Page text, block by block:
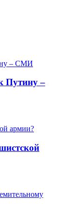
Путину –